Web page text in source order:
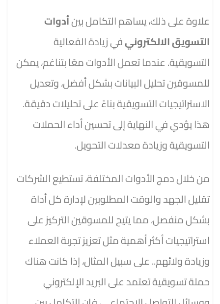
علاوة على ذلك، يساهم التكامل بينأدوات
التسويق الالكترونيفي زيادة الفعالية
التسويقية. عندما تعمل الأدوات معًا بتناغم، يمكن
للمسوقين تحليل البيانات بشكل أفضل، وتعديل
الاستراتيجيات التسويقية بناءً على تحليلات دقيقة.
هذا يؤدي في النهاية إلى تحسين أداء الحملات
التسويقية وزيادة معدلات التحويل.
من خلال دمج الأدوات المختلفة، تستطيع الشركات
تقليل الجهد والوقت المطلوبين لإدارة كل أداة
بشكل منفصل، مما يتيح للمسوقين التركيز على
استراتيجيات أكثر أهمية مثل تعزيز تجربة العملاء
وزيادة ولائهم.. على سبيل المثال، إذا كانت هناك
حملة تسويقية تعتمد على البريد الإلكتروني